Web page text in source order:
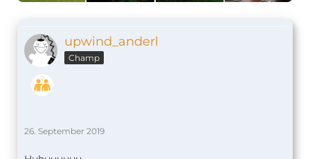
upwind_anderl
Champ
26. September 2019